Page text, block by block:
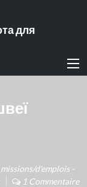
для
d'emplois -
1 Commentaire